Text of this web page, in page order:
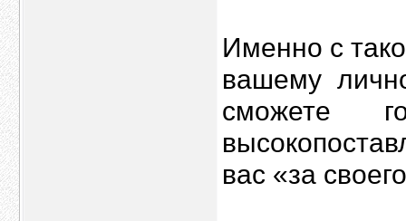
Именно с
вашему
сможете
вас «за